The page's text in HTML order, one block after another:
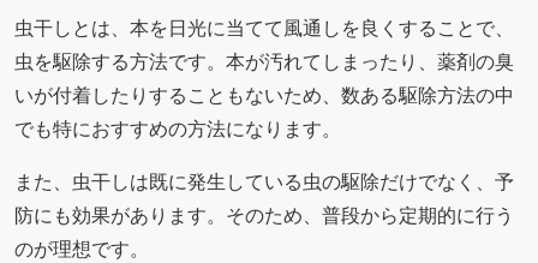
虫干しとは、本を日光に当てて風通しを良くすることで、
虫を駆除する方法です。本が汚れてしまったり、薬剤の臭
いが付着したりすることもないため、数ある駆除方法の中
でも特におすすめの方法になります。
また、虫干しは既に発生している虫の駆除だけでなく、予
防にも効果があります。そのため、普段から定期的に行う
のが理想です。